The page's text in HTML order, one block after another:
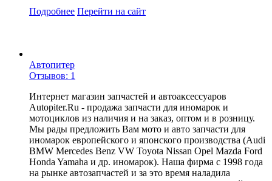
Подробнее Перейти на сайт
Автопитер
Отзывов: 1
Интернет магазин запчастей и автоаксессуаров
Autopiter.Ru - продажа запчасти для иномарок и
мотоциклов из наличия и на заказ, оптом и в розницу.
Мы рады предложить Вам мото и авто запчасти для
иномарок европейского и японского производства (Audi
BMW Mercedes Benz VW Toyota Nissan Opel Mazda Ford
Honda Yamaha и др. иномарок). Наша фирма с 1998 года
на рынке автозапчастей и за это время наладила